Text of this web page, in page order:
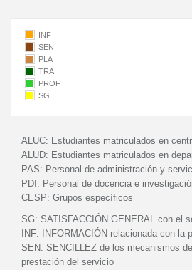
INF
SEN
PLA
TRA
PROF
SG
ALUC: Estudiantes matriculados en
ALUD: Estudiantes matriculados en
PAS: Personal de administración y
PDI: Personal de docencia e
CESP: Grupos específicos
SG: SATISFACCIÓN GENERAL con el
INF:
INFORMACIÓN relacionada con la
SEN: SENCILLEZ de los mecanismos
prestación del servicio